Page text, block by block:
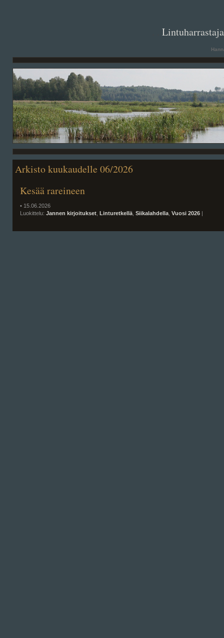
Arkisto kuukaudelle 06/2026
Kesää rareineen
• 15.06.2026
Luokittelu: Jannen kirjoitukset Linturetkellä Siikalahdella Vuosi 2026 |